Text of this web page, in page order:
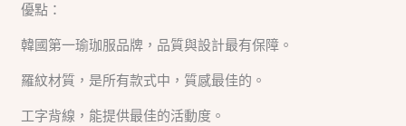
優點：
韓國第一瑜珈服品牌，品質與設計最有保障。
羅紋材質，是所有款式中，質感最佳的。
工字背線，能提供最佳的活動度。